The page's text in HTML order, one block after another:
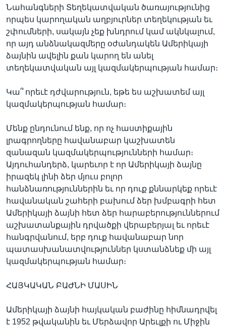
Նահանգների Տեղեկատվական ծառայությունից
որպես կարողական աղբյուրներ տեղեկության եւ
շփումների, սակայն չեք խնդրում կամ ակնկալում,
որ այդ անձնակազմերը օժանդակեն Ամերիկայի
ձայնին ավելին քան կարող են անել
տեղեկատվական այլ կազմակերպության համար։
Կա՞ որեւէ դժվարություն, եթե ես աշխատեմ այլ
կազմակերպության համար։
Մենք ընդունում ենք, որ ոչ հաստիքային
լրագրողները հավանաբար կաշխատեն
զանազան կազմակերպությունների համար։
Այդուհանդերձ, կարեւոր է որ Ամերիկայի ձայնը
իրազեկ լինի ձեր մյուս բոլոր
հանձնառություններին եւ որ դուք քննարկեք որեւէ
հավանական շահերի բախում ձեր խմբագրի հետ
Ամերիկայի ձայնի հետ ձեր հարաբերություններում
աշխատանքային դրվածքի վերաբերյալ եւ որեւէ
հանգրվանում, երբ դուք հավանաբար նոր
պատասխանատվություններ կստանձնեք մի այլ
կազմակերպության համար։
ՀԱՅԿԱԿԱՆ ԲԱԺՆԻ ՄԱՍԻՆ
Ամերիկայի ձայնի հայկական բաժինը հիմնադրվել
է 1952 թվականին եւ Մերձավոր Արեւլքի ու Միջին